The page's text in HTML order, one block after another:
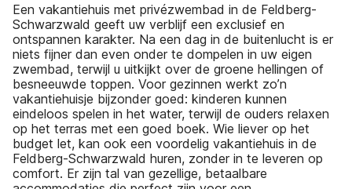
Een vakantiehuis met privézwembad in de Feldberg-
Schwarzwald geeft uw verblijf een exclusief en
ontspannen karakter. Na een dag in de buitenlucht is er
niets fijner dan even onder te dompelen in uw eigen
zwembad, terwijl u uitkijkt over de groene hellingen of
besneeuwde toppen. Voor gezinnen werkt zo’n
vakantiehuisje bijzonder goed: kinderen kunnen
eindeloos spelen in het water, terwijl de ouders relaxen
op het terras met een goed boek. Wie liever op het
budget let, kan ook een voordelig vakantiehuis in de
Feldberg-Schwarzwald huren, zonder in te leveren op
comfort. Er zijn tal van gezellige, betaalbare